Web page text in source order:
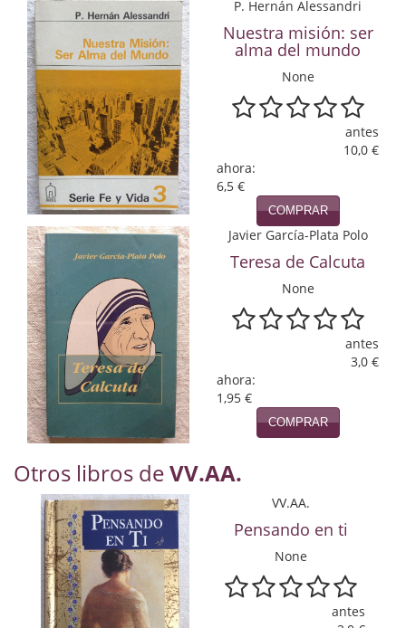
Medicina
Música
Naturaleza
Novela Extranjera
Novela fantástica
Novela histórica
Novela negra
Novela romántica
Otros idiomas
Papás, Mamás, bebés...
Papás, Mamás, Bebés...
Papás, Mamás, Bebés…
Poesía
Política
Psicología. Educación
Religión
P. Hernán Alessandri
Nuestra misión: ser
alma del mundo
None
antes
10,0 €
ahora:
6,5 €
COMPRAR
Javier García-Plata Polo
Teresa de Calcuta
None
antes
3,0 €
ahora:
1,95 €
COMPRAR
Otros libros deVV.AA.
VV.AA.
Pensando en ti
None
antes